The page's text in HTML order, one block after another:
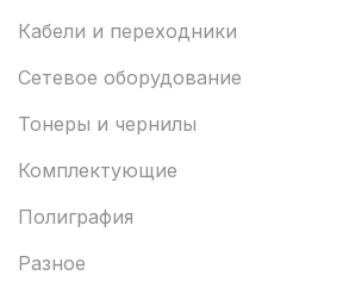
Кабели и переходники
Сетевое оборудование
Тонеры и чернилы
Комплектующие
Полиграфия
Разное